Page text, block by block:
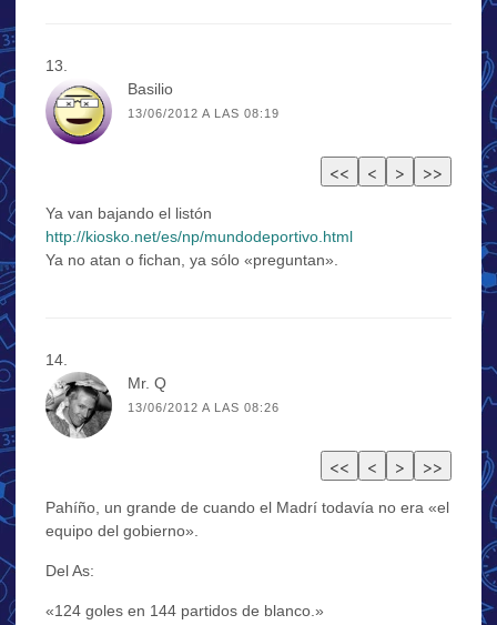
Basilio
13/06/2012 A LAS 08:19
Ya van bajando el listón
http://kiosko.net/es/np/mundodeportivo.html
Ya no atan o fichan, ya sólo «preguntan».
Mr. Q
13/06/2012 A LAS 08:26
Pahíño, un grande de cuando el Madrí todavía no era «el
equipo del gobierno».
Del As:
«124 goles en 144 partidos de blanco.»